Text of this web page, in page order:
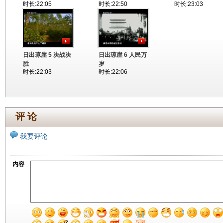
时长:22:05
时长:22:50
时长:23:03
日出琼崖 5 决战决
胜
时长:22:03
日出琼崖 6 人民万
岁
时长:22:06
评 论
我要评论
内容